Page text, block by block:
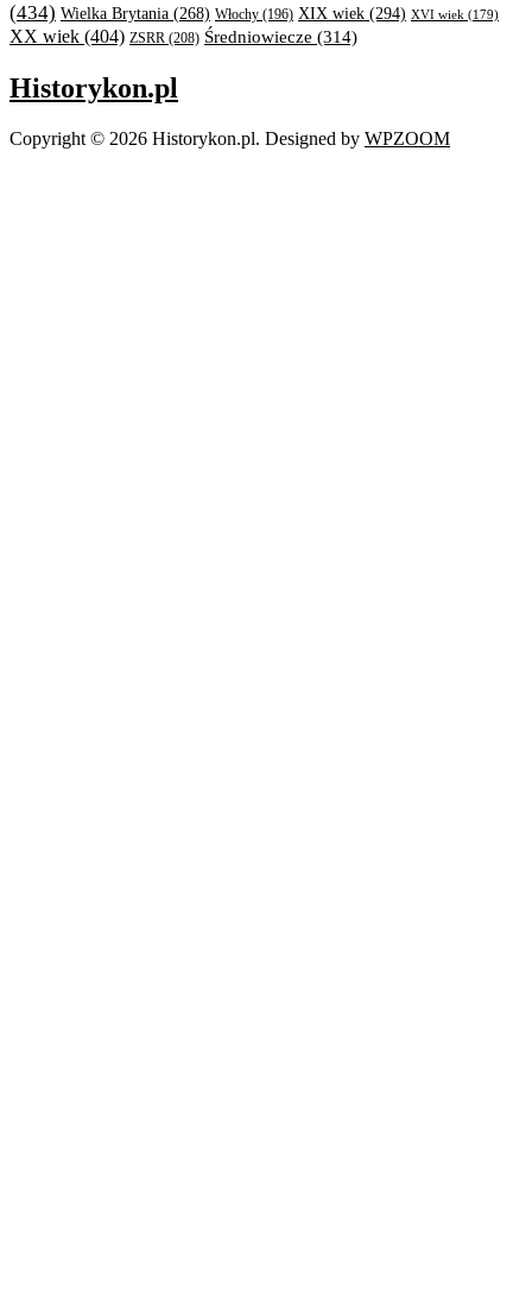
(434) Wielka Brytania (268) Włochy (196) XIX wiek (294) XVI wiek (179)
XX wiek (404) ZSRR (208) Średniowiecze (314)
Historykon.pl
Copyright © 2026 Historykon.pl. Designed by WPZOOM